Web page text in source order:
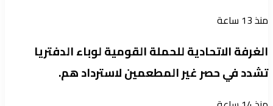
منذ 13 ساعة
الغرفة الاتحادية للحملة القومية لوباء الدفتريا
تشدد في حصر غير المطعمين لاسترداد هم.